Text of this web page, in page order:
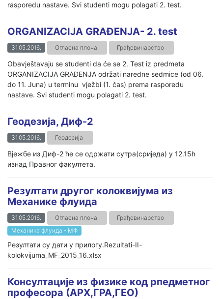
rasporedu nastave. Svi studenti mogu polagati 2. test.
ORGANIZACIJA GRAĐENJA- 2. test
31.05.2016. Огласна плоча Грађевинарство
Obavještavaju se studenti da će se 2. Test iz predmeta
ORGANIZACIJA GRAĐENJA održati naredne sedmice (od 06.
do 11. Juna) u terminu vježbi (1. čas) prema rasporedu
nastave. Svi studenti mogu polagati 2. test.
Геодезија, Диф-2
31.05.2016. Геодезија
Вјежбе из Диф-2 ће се одржати сутра(сриједа) у 12.15h
изнад Правног факултета.
Резултати другог колоквијума из
Механике флуида
31.05.2016. Огласна плоча
Грађевинарство
Механика флуида - МФ
Резултати су дати у прилогу.Rezultati-II-
kolokvijuma_MF_2015_16.xlsx
Консултације из физике код рпедметног
професора (АРХ,ГРА,ГЕО)